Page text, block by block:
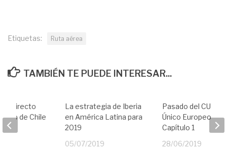
Etiquetas: Ruta aérea
TAMBIÉN TE PUEDE INTERESAR...
La estrategia de Iberia
en América Latina para
2019
05/07/2019
Pasado del CUE
Único Europeo) –
Capítulo 1
28/06/2019
directo
de Chile